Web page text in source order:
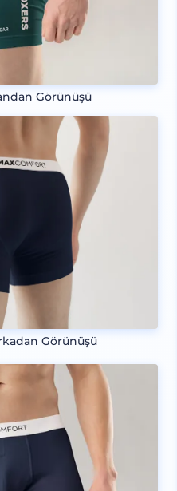
Görünüşü
Görünüşü